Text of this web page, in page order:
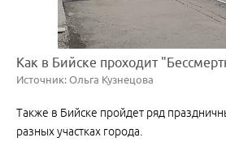
Как в Бийске проходит
Источник: Ольга Кузнецова
Также в Бийске пройдет ряд
разных участках города.